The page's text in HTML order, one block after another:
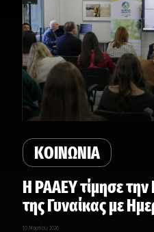
ΚΟΙΝΩΝΙΑ
Η ΡΑΑΕΥ τίμησε
της Γυναίκας με
10 Μαρτίου, 2026